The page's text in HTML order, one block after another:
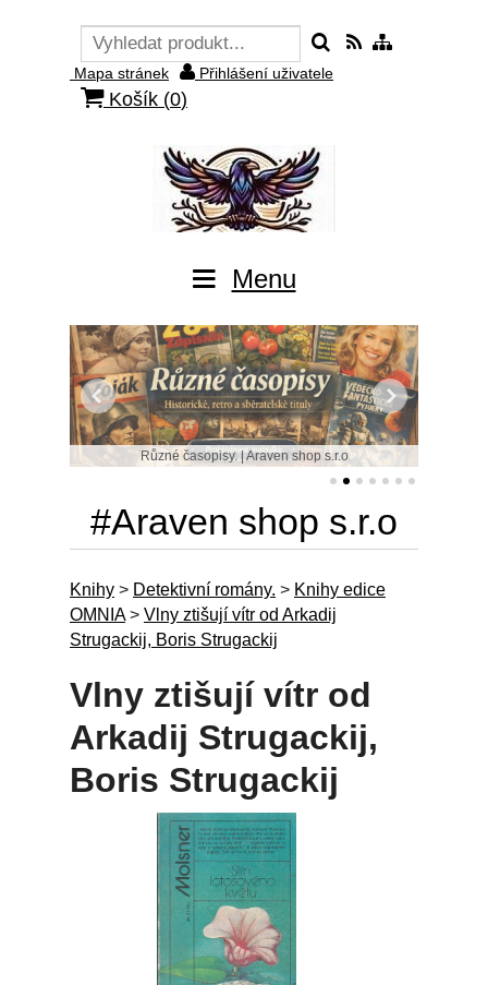
Mapa stránek Přihlášení uživatele
Košík (0)
Menu
Různé časopisy. | Araven shop s.r.o
#Araven shop s.r.o
Knihy > Detektivní romány. > Knihy edice
OMNIA > Vlny ztišují vítr od Arkadij
Strugackij, Boris Strugackij
Vlny ztišují vítr od
Arkadij Strugackij,
Boris Strugackij